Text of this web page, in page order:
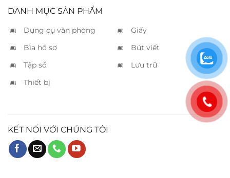
DANH MỤC SẢN PHẨM
Dụng cụ văn phòng
Giấy
Bìa hồ sơ
Bút viết
Tập sổ
Lưu trữ
Thiết bị
KẾT NỐI VỚI CHÚNG TÔI